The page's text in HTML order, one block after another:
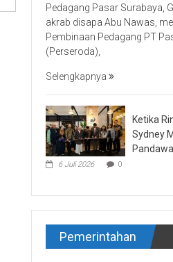
Pedagang Pasar Surabaya,
akrab disapa Abu Nawas,
Pembinaan Pedagang PT
(Perseroda),
Selengkapnya
Ketika
Sydney
6 Juli 2026 0
Pemerintahan